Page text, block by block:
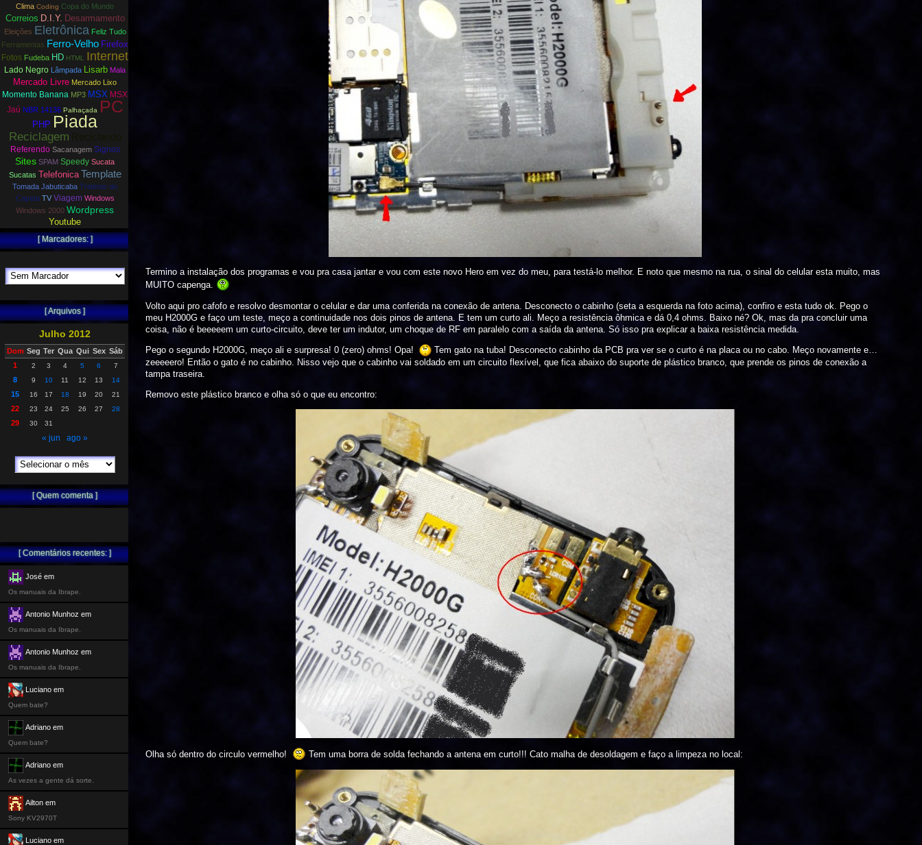
Termino a instalação dos programas e vou pra casa jantar e vou com este novo Hero em vez do meu, para testá-lo melhor. E noto que mesmo na rua, o sinal do celular esta muito, mas
MUITO capenga.
Volto aqui pro cafofo e resolvo desmontar o celular e dar uma conferida na conexão de antena. Desconecto o cabinho (seta a esquerda na foto acima), confiro e esta tudo ok. Pego o
meu H2000G e faço um teste, meço a continuidade nos dois pinos de antena. E tem um curto ali. Meço a resistência ôhmica e dá 0,4 ohms. Baixo né? Ok, mas da pra concluir uma
coisa, não é beeeeem um curto-circuito, deve ter um indutor, um choque de RF em paralelo com a saída da antena. Só isso pra explicar a baixa resistência medida.
Pego o segundo H2000G, meço ali e surpresa! 0 (zero) ohms! Opa!
Tem gato na tuba! Desconecto cabinho da PCB pra ver se o curto é na placa ou no cabo. Meço novamente e…
zeeeeero! Então o gato é no cabinho. Nisso vejo que o cabinho vai soldado em um circuito flexível, que fica abaixo do suporte de plástico branco, que prende os pinos de conexão a
tampa traseira.
Removo este plástico branco e olha só o que eu encontro:
Olha só dentro do circulo vermelho! Tem uma borra de solda fechando a antena em curto!!! Cato malha de desoldagem e faço a limpeza no local:
Clima Coding Copa do Mundo
Correios D.I.Y. Desarmamento
Eleições Eletrônica Feliz Tudo
Ferramentas Ferro-Velho Firefox
Fotos Fudeba HD HTML Internet
Lado Negro Lâmpada Lisarb Mala
Mercado Livre Mercado Lixo
Momento Banana MP3 MSX MSX
Jaú NBR 14136 Palhaçada PC
PHP Piada
Reciclagem
Referendo Sacanagem Signos
Sites SPAM Speedy Sucata
Sucatas Telefonica Template
Tomada Jabuticaba Tridente do
Capeta TV Viagem Windows
Windows 2000 Wordpress
Youtube
[ Marcadores: ]
[ Arquivos ]
Julho 2012
Dom Seg Ter Qua Qui Sex Sáb
1
2 3 4 5 6 7
8 9 10 11 12 13 14
15 16 17 18 19 20 21
22 23 24 25 26 27 28
29 30 31
« jun ago »
[ Quem comenta ]
[ Comentários recentes: ]
José em
Os manuais da Ibrape.
Antonio Munhoz em
Os manuais da Ibrape.
Antonio Munhoz em
Os manuais da Ibrape.
Luciano em
Quem bate?
Adriano em
Quem bate?
Adriano em
As vezes a gente dá sorte.
Ailton em
Sony KV2970T
Luciano em